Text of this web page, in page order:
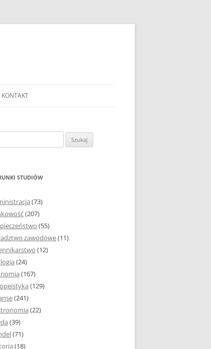
PRACY
–
I
W PRACY
KONTAKT
STUDIÓW
(73)
(207)
(55)
zawodowe(11)
(12)
(24)
(167)
(129)
(241)
(22)
(39)
(71)
(18)